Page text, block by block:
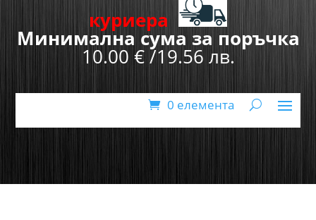
куриера
Минимална сума за поръчка
10.00 € /19.56 лв.
0 елемента